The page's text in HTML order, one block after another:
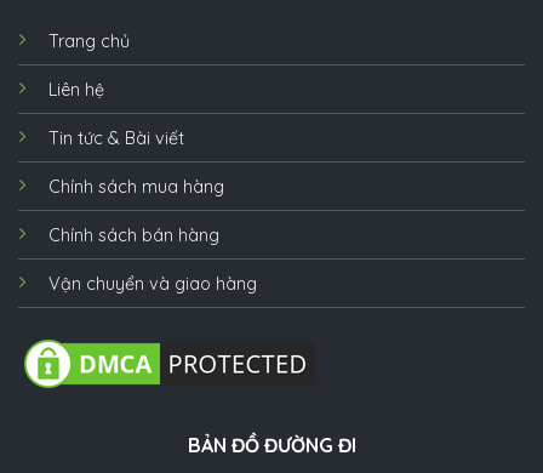
Trang chủ
Liên hệ
Tin tức & Bài viết
Chính sách mua hàng
Chính sách bán hàng
Vận chuyển và giao hàng
BẢN ĐỒ ĐƯỜNG ĐI